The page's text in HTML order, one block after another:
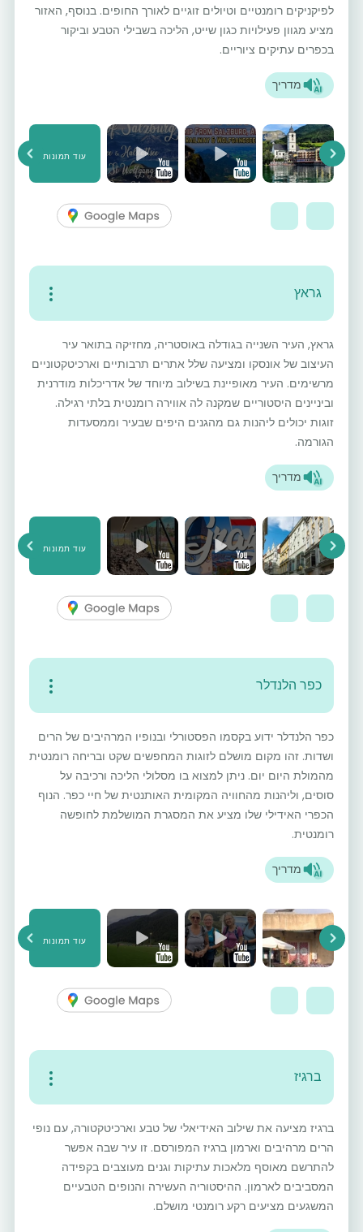
לפיקניקים רומנטיים וטיולים זוגיים לאורך החופים. בנוסף, האזור
מציע מגוון פעילויות כגון שייט, הליכה בשבילי הטבע וביקור
בכפרים עתיקים ציוריים.
מדריך
עוד תמונות Next
גראץ
גראץ, העיר השנייה בגודלה באוסטריה, מחזיקה בתואר עיר
העיצוב של אונסקו ומציעה שלל אתרים תרבותיים וארכיטקטוניים
מרשימים. העיר מאופיינת בשילוב מיוחד של אדריכלות מודרנית
וביניינים היסטוריים שמקנה לה אווירה רומנטית בלתי רגילה.
זוגות יכולים ליהנות גם מהגנים היפים שבעיר וממסעדות
הגורמה.
מדריך
עוד תמונות Next
כפר הלנדלר
כפר הלנדלר ידוע בקסמו הפסטורלי ובנופיו המרהיבים של הרים
ושדות. זהו מקום מושלם לזוגות המחפשים שקט ובריחה רומנטית
מהמולת היום יום. ניתן למצוא בו מסלולי הליכה ורכיבה על
סוסים, וליהנות מהחוויה המקומית האותנטית של חיי כפר. הנוף
הכפרי האידילי שלו מציע את המסגרת המושלמת לחופשה
רומנטית.
מדריך
עוד תמונות Next
ברגיז
ברגיז מציעה את שילוב האידיאלי של טבע וארכיטקטורה, עם נופי
הרים מרהיבים וארמון ברגיז המפורסם. זו עיר שבה אפשר
להתרשם מאוסף מלאכות עתיקות וגנים מעוצבים בקפידה
המסביבים לארמון. ההיסטוריה העשירה והנופים הטבעיים
המשגעים מציעים רקע רומנטי מושלם.